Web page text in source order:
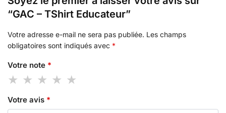
“GAC – TShirt Educateur”
Votre adresse e-mail ne sera pas publiée. Les champs
obligatoires sont indiqués avec *
Votre note *
Votre avis *